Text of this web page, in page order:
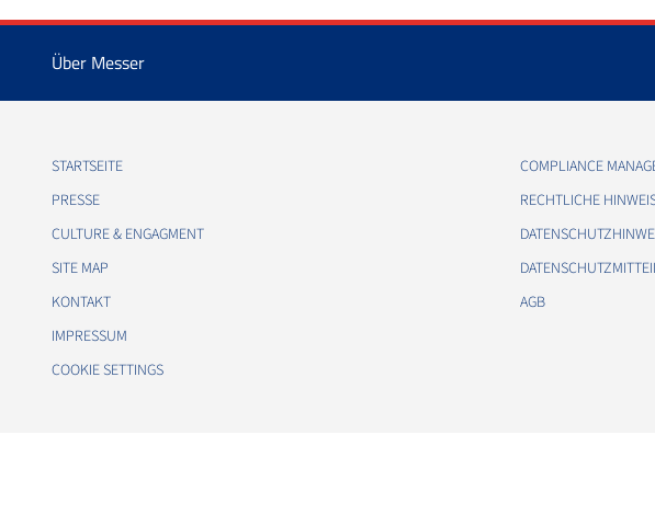
Über Messer
STARTSEITE
PRESSE
CULTURE & ENGAGMENT
SITE MAP
KONTAKT
IMPRESSUM
COOKIE SETTINGS
COMPLIANCE
RECHTLICHE
AGB